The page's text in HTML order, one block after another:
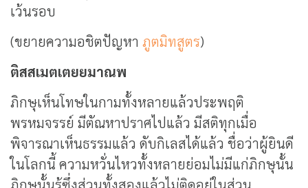
เว้นรอบ
(ขยายความอชิตปัญหา ภูตมิทสูตร)
ติสสเมตเตยยมาณพ
ภิกษุเห็นโทษในกามทั้งหลายแล้วประพฤติ
พรหมจรรย์ มีตัณหาปราศไปแล้ว มีสติทุกเมื่อ
พิจารณาเห็นธรรมแล้ว ดับกิเลสได้แล้ว ชื่อว่าผู้ยินดี
ในโลกนี้ ความหวั่นไหวทั้งหลายย่อมไม่มีแก่ภิกษุนั้น